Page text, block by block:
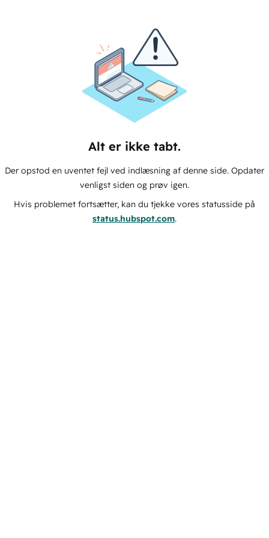
Alt er ikke tabt.
Der opstod en uventet fejl ved indlæsning af denne side. Opdater
venligst siden og prøv igen.
Hvis problemet fortsætter, kan du tjekke vores statusside på
status.hubspot.com.